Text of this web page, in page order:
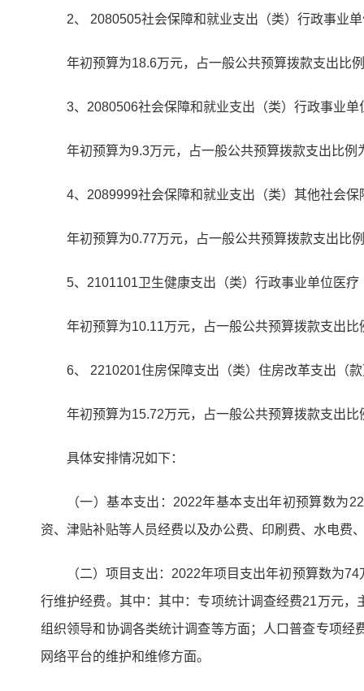
2、 2080505社会保障和就业支出（类）行政事业
年初预算为18.6万元，占一般公共预算拨款支出比
3、2080506社会保障和就业支出（类）行政事业
年初预算为9.3万元，占一般公共预算拨款支出比例
4、2089999社会保障和就业支出（类）其他社会
年初预算为0.77万元，占一般公共预算拨款支出比
5、2101101卫生健康支出（类）行政事业单位医
年初预算为10.11万元，占一般公共预算拨款支出比
6、 2210201住房保障支出（类）住房改革支出（
年初预算为15.72万元，占一般公共预算拨款支出比
具体安排情况如下：
（一）基本支出：2022年基本支出年初预算数为
资、津贴补贴等人员经费以及办公费、印刷费、水电费
（二）项目支出：2022年项目支出年初预算数为
行维护经费。其中：其中：专项统计调查经费21万元
组织领导和协调各类统计调查等方面；人口普查专项
网络平台的维护和维修方面。